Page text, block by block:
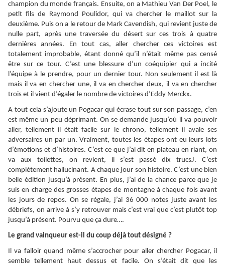
champion du monde français. Ensuite, on a Mathieu Van Der Poel, le
petit fils de Raymond Poulidor, qui va chercher le maillot sur la
deuxième. Puis on a le retour de Mark Cavendish, qui revient juste de
nulle part, après une traversée du désert sur ces trois à quatre
dernières années. En tout cas, aller chercher ces victoires est
totalement improbable, étant donné qu’il n’était même pas censé
être sur ce tour. C’est une blessure d’un coéquipier qui a incité
l’équipe à le prendre, pour un dernier tour. Non seulement il est là
mais il va en chercher une, il va en chercher deux, il va en chercher
trois et il vient d’égaler le nombre de victoires d’Eddy Merckx.
A tout cela s’ajoute un Pogacar qui écrase tout sur son passage, c’en
est même un peu déprimant. On se demande jusqu’où il va pouvoir
aller, tellement il était facile sur le chrono, tellement il avale ses
adversaires un par un. Vraiment, toutes les étapes ont eu leurs lots
d’émotions et d’histoires. C’est ce que j’ai dit en plateau en riant, on
va aux toilettes, on revient, il s’est passé dix trucsJ. C’est
complètement hallucinant. A chaque jour son histoire. C’est une bien
belle édition jusqu’à présent. En plus, j’ai de la chance parce que je
suis en charge des grosses étapes de montagne à chaque fois avant
les jours de repos. On se régale, j’ai 36 000 notes juste avant les
débriefs, on arrive à s’y retrouver mais c’est vrai que c’est plutôt top
jusqu’à présent. Pourvu que ça dure….
Le grand vainqueur est-il du coup déjà tout désigné ?
Il va falloir quand même s’accrocher pour aller chercher Pogacar, il
semble tellement haut dessus et facile. On s’était dit que les